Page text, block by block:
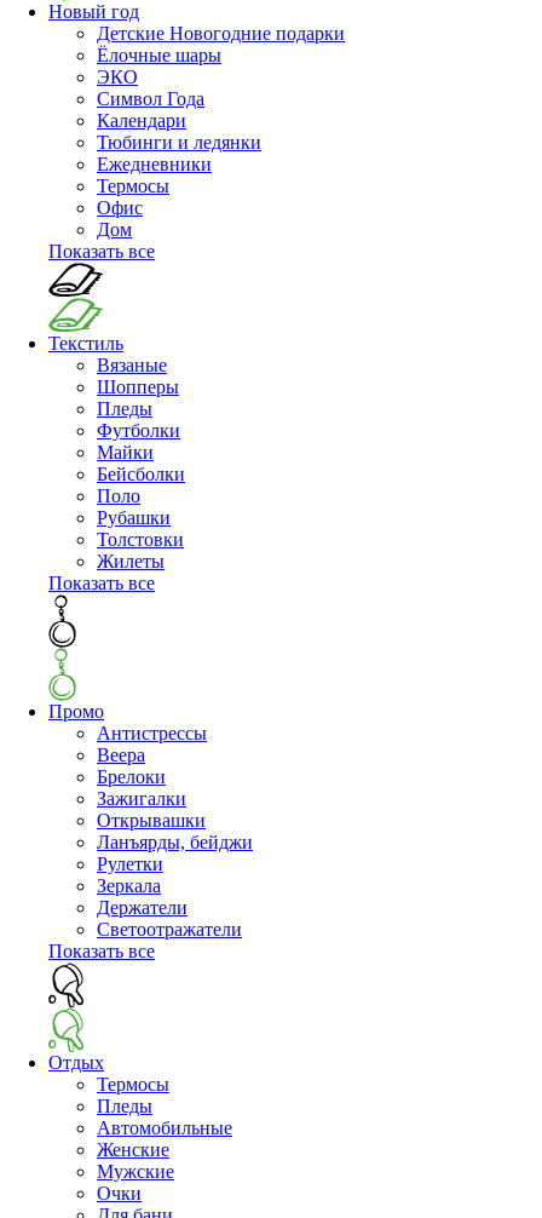
Новый год
Детские Новогодние подарки
Ёлочные шары
ЭКО
Символ Года
Календари
Тюбинги и ледянки
Ежедневники
Термосы
Офис
Дом
Показать все
Текстиль
Вязаные
Шопперы
Пледы
Футболки
Майки
Бейсболки
Поло
Рубашки
Толстовки
Жилеты
Показать все
Промо
Антистрессы
Веера
Брелоки
Зажигалки
Открывашки
Ланъярды, бейджи
Рулетки
Зеркала
Держатели
Светоотражатели
Показать все
Отдых
Термосы
Пледы
Автомобильные
Женские
Мужские
Очки